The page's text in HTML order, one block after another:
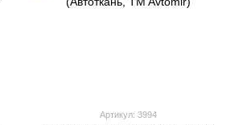
Артикул: 3994